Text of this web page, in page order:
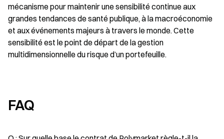
mécanisme pour maintenir une sensibilité continue aux
grandes tendances de santé publique, à la macroéconomie
et aux événements majeurs à travers le monde. Cette
sensibilité est le point de départ de la gestion
multidimensionnelle du risque d’un portefeuille.
FAQ